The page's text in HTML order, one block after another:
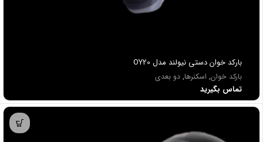
باركد خوان دستي نیولند مدل OY20
بارکد خوان, اسکنرها, دو بعدی
تماس بگیرید